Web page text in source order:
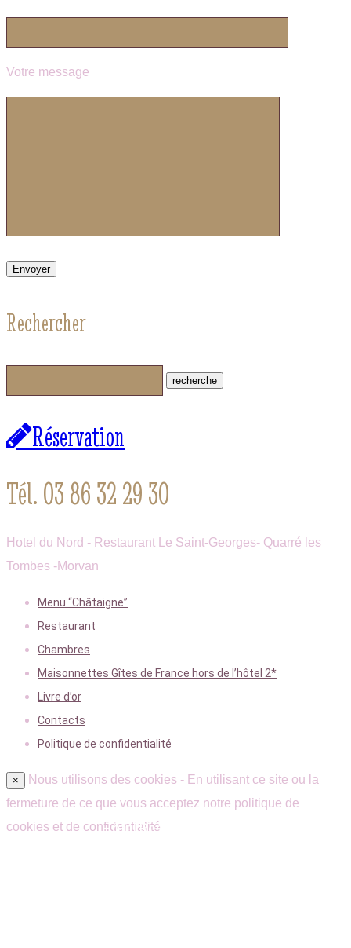
Hôtel Restaurant Quarré-les-Tombes –
Votre message
Rechercher
Réservation
Tél. 03 86 32 29 30
Hotel du Nord - Restaurant Le Saint-Georges- Quarré les
Tombes -Morvan
Menu “Châtaigne”
Restaurant
Chambres
Maisonnettes Gîtes de France hors de l’hôtel 2*
Livre d’or
Contacts
Politique de confidentialité
×
Nous utilisons des cookies - En utilisant ce site ou la
fermeture de ce que vous acceptez notre politique de
cookies et de confidentialité